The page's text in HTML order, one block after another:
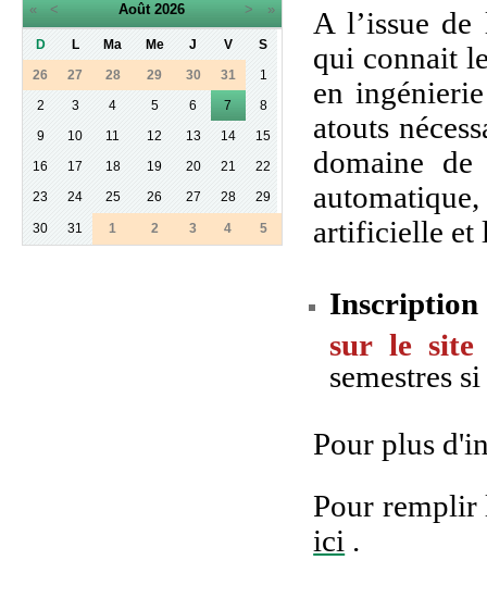
« < Août 2026 > »
D L Ma Me J V
S
26
27 28 29 30 31
1
2
3 4 5 6 7
8
9
10 11 12 13 14
15
16
17 18 19 20 21
22
23
24 25 26 27 28 29
30 31 1 2 3 4 5
A l’issue
qui connait
en
atouts
domaine
artificielle et
sur le site
semestres
Pour plus
Pour
ici .